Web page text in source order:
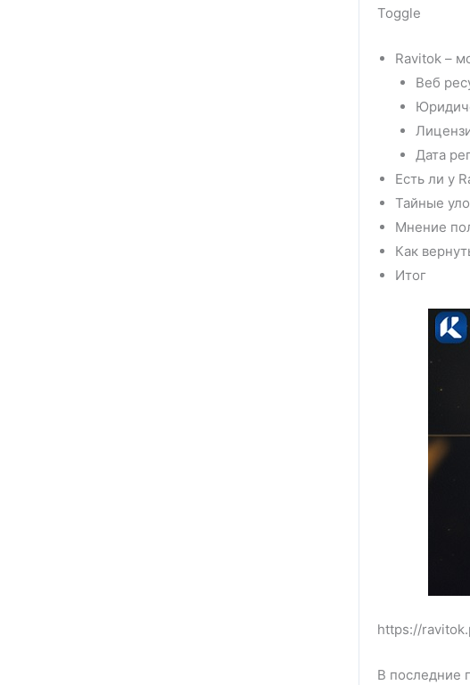
Toggle
Ravitok –
Веб
Дата
Есть ли у
Тайные
Мнение
Как
Итог
https://
В последние